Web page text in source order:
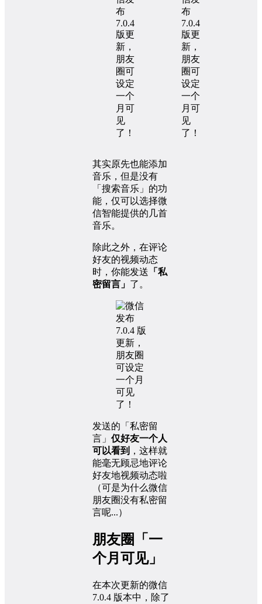
其实原先也能添加
音乐，但是没有
「搜索音乐」的功
能，仅可以选择微
信智能提供的几首
音乐。
除此之外，在评论
好友的视频动态
时，你能发送 「私
密留言」 了。
发送的「私密留
言」 仅好友一个人
可以看到 ，这样就
能毫无顾忌地评论
好友地视频动态啦
（可是为什么微信
朋友圈没有私密留
言呢...）
朋友圈「一
个月可见」
在本次更新的微信
7.0.4 版本中，除了